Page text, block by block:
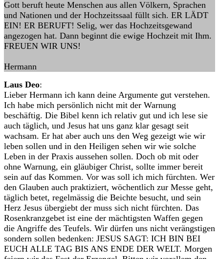
Gott beruft heute Menschen aus allen Völkern, Sprachen
und Nationen und der Hochzeitssaal füllt sich. ER LÄDT
EIN! ER BERUFT! Selig, wer das Hochzeitsgewand
angezogen hat. Dann beginnt die ewige Hochzeit mit Ihm.
FREUEN WIR UNS!
Hermann
Laus Deo:
Lieber Hermann ich kann deine Argumente gut verstehen.
Ich habe mich persönlich nicht mit der Warnung
beschäftig. Die Bibel kenn ich relativ gut und ich lese sie
auch täglich, und Jesus hat uns ganz klar gesagt seit
wachsam. Er hat aber auch uns den Weg gezeigt wie wir
leben sollen und in den Heiligen sehen wir wie solche
Leben in der Praxis aussehen sollen. Doch ob mit oder
ohne Warnung, ein gläubiger Christ, sollte immer bereit
sein auf das Kommen. Vor was soll ich mich fürchten. Wer
den Glauben auch praktiziert, wöchentlich zur Messe geht,
täglich betet, regelmässig die Beichte besucht, und sein
Herz Jesus übergiebt der muss sich nicht fürchten. Das
Rosenkranzgebet ist eine der mächtigsten Waffen gegen
die Angriffe des Teufels. Wir dürfen uns nicht verängstigen
sondern sollen bedenken: JESUS SAGT: ICH BIN BEI
EUCH ALLE TAG BIS ANS ENDE DER WELT. Morgen